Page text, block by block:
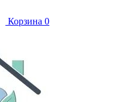
Корзина 0